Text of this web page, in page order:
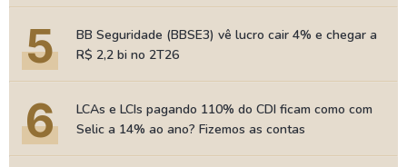
5
BB Seguridade (BBSE3) vê lucro cair 4% e chegar a
R$ 2,2 bi no 2T26
6
LCAs e LCIs pagando 110% do CDI ficam como com
Selic a 14% ao ano? Fizemos as contas